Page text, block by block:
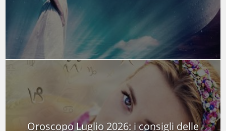
Oroscopo Luglio 2026: i consigli delle